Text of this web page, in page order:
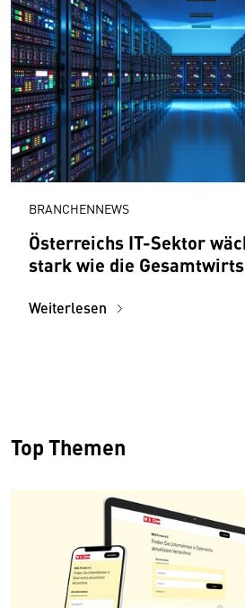
BRANCHENNEWS
Österreichs IT-Sektor
stark wie die
Weiterlesen
Top Themen